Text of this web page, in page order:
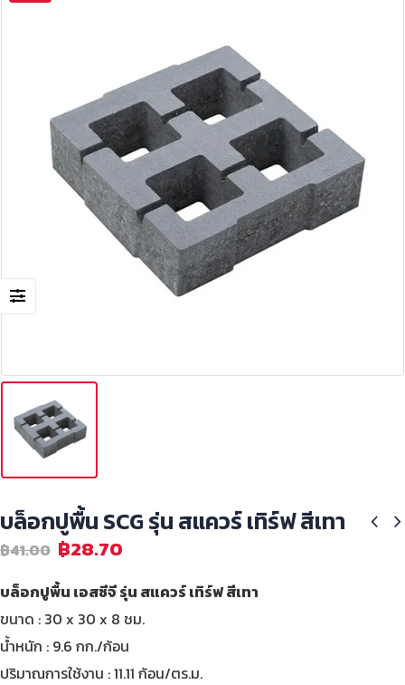
บล็อกปูพื้น SCG รุ่น สแควร์ เทิร์ฟ สีเทา
฿41.00 ฿28.70
บล็อกปูพื้น เอสซีจี รุ่น สแควร์ เทิร์ฟ สีเทา
ขนาด : 30 x 30 x 8 ชม.
น้ำหนัก : 9.6 กก./ก้อน
ปริมาณการใช้งาน : 11.11 ก้อน/ตร.ม.